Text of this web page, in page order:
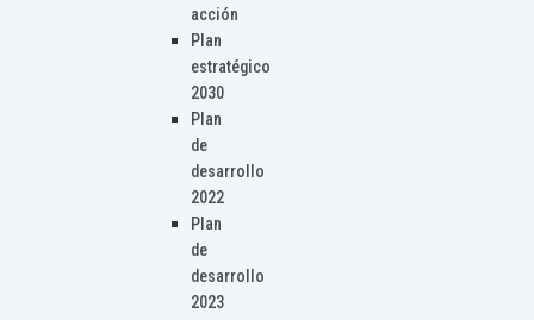
acción
Plan
estratégico
2030
Plan
de
desarrollo
2022
Plan
de
desarrollo
2023